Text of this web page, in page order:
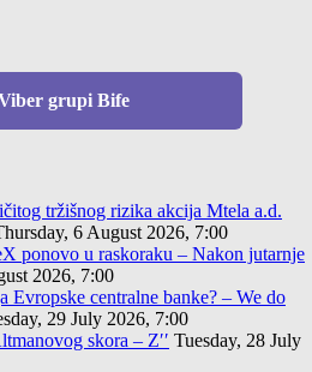
grupi Bife
tržišnog rizika akcija Mtela a.d.
6 August 2026, 7:00
ponovo u raskoraku – Nakon jutarnje
2026, 7:00
Evropske centralne banke? – We do
29 July 2026, 7:00
skora – Z′′ Tuesday, 28 July